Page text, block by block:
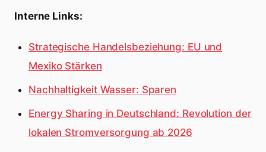
Interne Links:
Strategische Handelsbeziehung: EU und
Mexiko Stärken
Nachhaltigkeit Wasser: Sparen
Energy Sharing in Deutschland: Revolution der
lokalen Stromversorgung ab 2026